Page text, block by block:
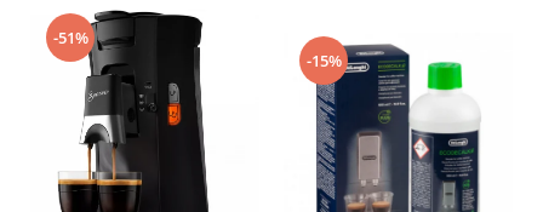
-51%
-15%